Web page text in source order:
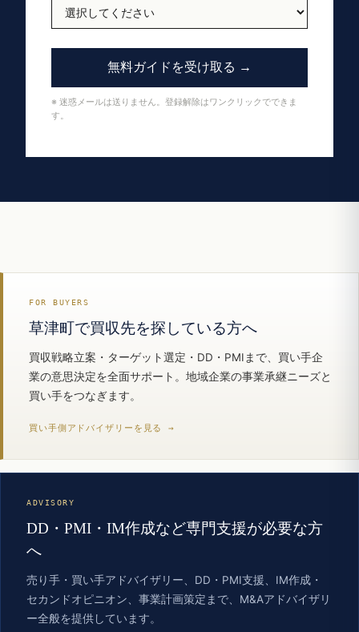
無料ガイドを受け取る →
※ 迷惑メールは送りません。登録解除はワンクリックでできま
す。
FOR BUYERS
草津町で買収先を探している方へ
買収戦略立案・ターゲット選定・DD・PMIまで、買い手企
業の意思決定を全面サポート。地域企業の事業承継ニーズと
買い手をつなぎます。
買い手側アドバイザリーを見る →
ADVISORY
DD・PMI・IM作成など専門支援が必要な方
へ
売り手・買い手アドバイザリー、DD・PMI支援、IM作成・
セカンドオピニオン、事業計画策定まで、M&Aアドバイザリ
ー全般を提供しています。